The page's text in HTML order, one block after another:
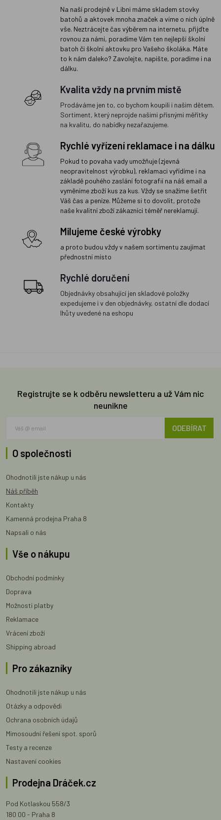
Na naší prodejně v Libni máme skladem stovky
batohů a aktovek mnoha značek a víme o nich úplně
vše. Neztrácejte čas výběrem na internetu, přijďte
rovnou za námi, poradíme Vám ten nejlepší školní
batoh či školní aktovku pro Vašeho školáka. Máte
to k nám daleko? Zavolejte, napište, poradíme i na
dálku.
Kvalita vždy na prvním místě
Prodáváme jen to, co bychom koupili i našim dětem.
Sortiment, který neprojde našimi přísnými měřítky
na kvalitu, do nabídky nezařazujeme.
Rychlé vyřízení reklamace i na dálku
Pokud to povaha vady umožňuje (zjevná
neopravitelnost výrobku), reklamaci vyřídíme i na
základě pouhého zaslání fotografií na náš email a
vyměníme zboží kus za kus. Vždy se snažíme šetřit
Váš čas a peníze. Můžeme si to dovolit, protože
naše kvalitní zboží zákazníci téměř nereklamují.
Milujeme české výrobky
a proto budou vždy v našem sortimentu zaujímat
přednostní místo
Rychlé doručení
Objednávky obsahující jen skladové položky
expedujeme i v den objednávky, ostatní dle dodací
lhůty uvedené na eshopu
Registrujte se k odběru newsletteru a už Vám nic
neunikne
ODEBÍRAT
O společnosti
Ohodnotili jste nákup u nás
Náš příběh
Kontakty
Kamenná prodejna Praha 8
Napsali o nás
Vše o nákupu
Obchodní podmínky
Doprava
Možnosti platby
Reklamace
Vrácení zboží
Shipping abroad
Pro zákazníky
Ohodnotili jste nákup u nás
Otázky a odpovědi
Ochrana osobních údajů
Mimosoudní řešení spot. sporů
Testy a recenze
Nastavení cookies
Prodejna Dráček.cz
Pod Kotlaskou 558/3
180 00 - Praha 8